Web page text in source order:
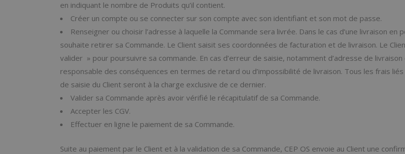
en indiquant le nombre de Produits qu’il contient.
Créer un compte ou se connecter sur son compte avec son identifiant et son mot de passe.
Renseigner ou choisir l’adresse à laquelle la Commande sera livrée. Dans le cas d’une livraison
souhaite retirer sa Commande. Le Client saisit ses coordonnées de facturation et de livraison. Le
valider » pour poursuivre sa commande. En cas d’erreur de saisie, notamment d’adresse de
responsable des conséquences en termes de retard ou d’impossibilité de livraison. Tous les frais
de saisie du Client seront à la charge exclusive de ce dernier.
Valider sa Commande après avoir vérifié le récapitulatif de sa Commande.
Accepter les CGV.
Effectuer en ligne le paiement de sa Commande.
Suite au paiement par le Client et à la validation de sa Commande, CEP OS envoie au Client une